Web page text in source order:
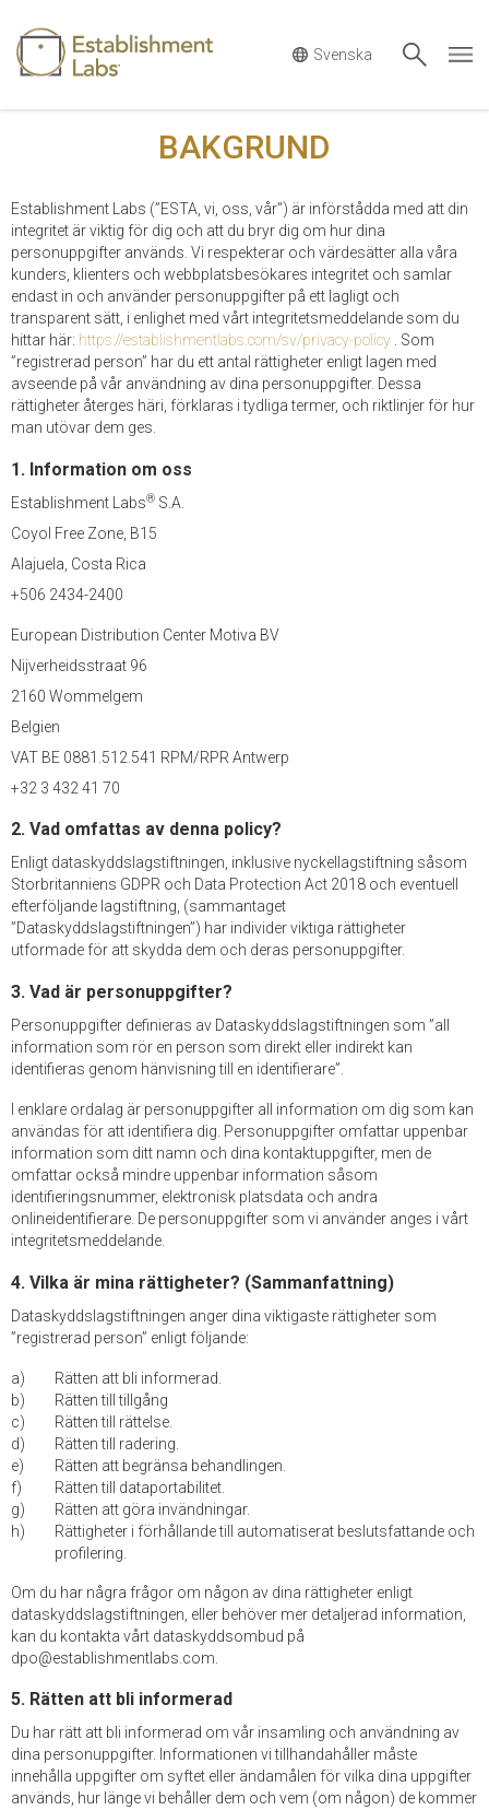
Main Navigation
BAKGRUND
Establishment Labs (”ESTA, vi, oss, vår”) är införstådda med att din
integritet är viktig för dig och att du bryr dig om hur dina
personuppgifter används. Vi respekterar och värdesätter alla våra
kunders, klienters och webbplatsbesökares integritet och samlar
endast in och använder personuppgifter på ett lagligt och
transparent sätt, i enlighet med vårt integritetsmeddelande som du
hittar här: https://establishmentlabs.com/sv/privacy-policy . Som
”registrerad person” har du ett antal rättigheter enligt lagen med
avseende på vår användning av dina personuppgifter. Dessa
rättigheter återges häri, förklaras i tydliga termer, och riktlinjer för hur
man utövar dem ges.
1. Information om oss
Establishment Labs® S.A.
Coyol Free Zone, B15
Alajuela, Costa Rica
+506 2434-2400
European Distribution Center Motiva BV
Nijverheidsstraat 96
2160 Wommelgem
Belgien
VAT BE 0881.512.541 RPM/RPR Antwerp
+32 3 432 41 70
2. Vad omfattas av denna policy?
Enligt dataskyddslagstiftningen, inklusive nyckellagstiftning såsom
Storbritanniens GDPR och Data Protection Act 2018 och eventuell
efterföljande lagstiftning, (sammantaget
”Dataskyddslagstiftningen”) har individer viktiga rättigheter
utformade för att skydda dem och deras personuppgifter.
3. Vad är personuppgifter?
Personuppgifter definieras av Dataskyddslagstiftningen som ”all
information som rör en person som direkt eller indirekt kan
identifieras genom hänvisning till en identifierare”.
I enklare ordalag är personuppgifter all information om dig som kan
användas för att identifiera dig. Personuppgifter omfattar uppenbar
information som ditt namn och dina kontaktuppgifter, men de
omfattar också mindre uppenbar information såsom
identifieringsnummer, elektronisk platsdata och andra
onlineidentifierare. De personuppgifter som vi använder anges i vårt
integritetsmeddelande.
4. Vilka är mina rättigheter? (Sammanfattning)
Dataskyddslagstiftningen anger dina viktigaste rättigheter som
”registrerad person” enligt följande:
Rätten att bli informerad.
Rätten till tillgång
Rätten till rättelse.
Rätten till radering.
Rätten att begränsa behandlingen.
Rätten till dataportabilitet.
Rätten att göra invändningar.
Rättigheter i förhållande till automatiserat beslutsfattande och
profilering.
Om du har några frågor om någon av dina rättigheter enligt
dataskyddslagstiftningen, eller behöver mer detaljerad information,
kan du kontakta vårt dataskyddsombud på
dpo@establishmentlabs.com.
5. Rätten att bli informerad
Du har rätt att bli informerad om vår insamling och användning av
dina personuppgifter. Informationen vi tillhandahåller måste
innehålla uppgifter om syftet eller ändamålen för vilka dina uppgifter
används, hur länge vi behåller dem och vem (om någon) de kommer